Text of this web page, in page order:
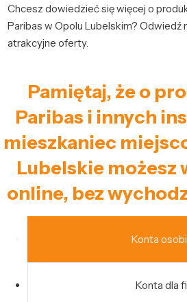
Chcesz dowiedzieć się więcej o
Paribas w Opolu Lubelskim? Odwiedź
atrakcyjne oferty.
Pamiętaj, że o
Paribas i innych
mieszkaniec
Lubelskie możesz
online, bez
Konta
Konta dla